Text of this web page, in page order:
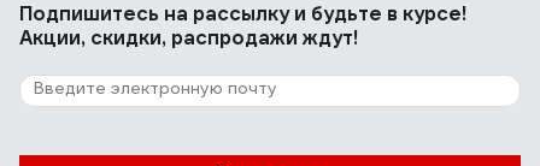
Подпишитесь на рассылкуи будьте в курсе!
Акции, скидки, распродажи ждут!